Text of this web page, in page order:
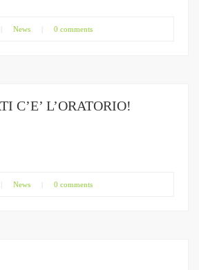
News 0 comments
C’E’ L’ORATORIO!
News 0 comments